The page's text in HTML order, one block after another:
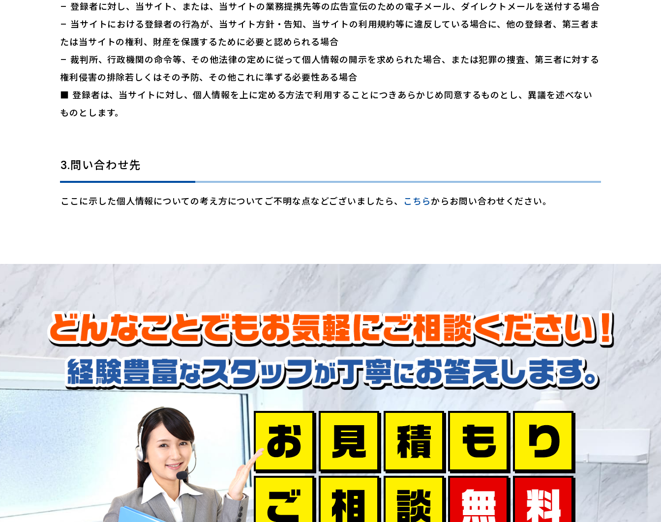
– 登録者に対し、当サイト、または、当サイトの業務提携先等の広告宣伝のための電子メール、ダイレクトメールを送付する場合
– 当サイトにおける登録者の行為が、当サイト方針・告知、当サイトの利用規約等に違反している場合に、他の登録者、第三者ま
たは当サイトの権利、財産を保護するために必要と認められる場合
– 裁判所、行政機関の命令等、その他法律の定めに従って個人情報の開示を求められた場合、または犯罪の捜査、第三者に対する
権利侵害の排除若しくはその予防、その他これに準ずる必要性ある場合
■ 登録者は、当サイトに対し、個人情報を上に定める方法で利用することにつきあらかじめ同意するものとし、異議を述べない
ものとします。
3.問い合わせ先
ここに示した個人情報についての考え方についてご不明な点などございましたら、 こちらからお問い合わせください。